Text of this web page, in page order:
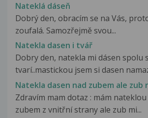
Nateklá dáseň
Dobrý den, obracím se na Vás,
zoufalá. Samozřejmě svou...
Natekla dasen i tvář
Dobry den, natekla mi dásen spolu s
tvarí..mastickou jsem si dasen
Natekla dasen nad zubem ale zub
Zdravím mam dotaz : mám
zubem z vnitřní strany ale zub mi...